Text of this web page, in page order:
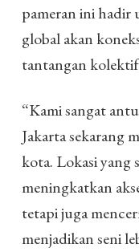
pameran ini
global akan
tantangan
“Kami sangat
Jakarta sekarang
kota. Lokasi yang
meningkatkan
tetapi juga
menjadikan seni